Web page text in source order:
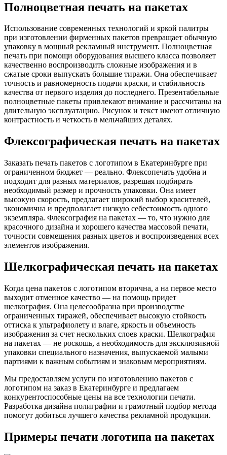
Полноцветная печать на пакетах
Использование современных технологий и яркой палитры
при изготовлении фирменных пакетов превращает обычную
упаковку в мощный рекламный инструмент. Полноцветная
печать при помощи оборудования высшего класса позволяет
качественно воспроизводить сложные изображения и в
сжатые сроки выпускать большие тиражи. Она обеспечивает
точность и равномерность подачи краски, и стабильность
качества от первого изделия до последнего. Презентабельные
полноцветные пакеты привлекают внимание и рассчитаны на
длительную эксплуатацию. Рисунок и текст имеют отличную
контрастность и четкость в мельчайших деталях.
Флексографическая печать на пакетах
Заказать печать пакетов с логотипом в Екатеринбурге при
ограниченном бюджет — реально. Флексопечать удобна и
подходит для разных материалов, разрешая подбирать
необходимый размер и прочность упаковки. Она имеет
высокую скорость, предлагает широкий выбор красителей,
экономична и предполагает низкую себестоимость одного
экземпляра. Флексография на пакетах — то, что нужно для
красочного дизайна и хорошего качества массовой печати,
точности совмещения разных цветов и воспроизведения всех
элементов изображения.
Шелкографическая печать на пакетах
Когда цена пакетов с логотипом вторична, а на первое место
выходит отменное качество — на помощь придет
шелкография. Она целесообразна при производстве
ограниченных тиражей, обеспечивает высокую стойкость
оттиска к ультрафиолету и влаге, яркость и объемность
изображения за счет нескольких слоев краски. Шелкография
на пакетах — не роскошь, а необходимость для эксклюзивной
упаковки специального назначения, выпускаемой малыми
партиями к важным событиям и знаковым мероприятиям.
Мы предоставляем услуги по изготовлению пакетов с
логотипом на заказ в Екатеринбурге и предлагаем
конкурентоспособные цены на все технологии печати.
Разработка дизайна полиграфии и грамотный подбор метода
помогут добиться лучшего качества рекламной продукции.
Примеры печати логотипа на пакетах